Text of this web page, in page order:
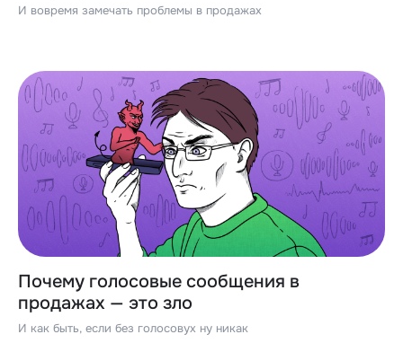
И вовремя замечать проблемы в продажах
Почему голосовые сообщения в
продажах — это зло
И как быть, если без голосовух ну никак